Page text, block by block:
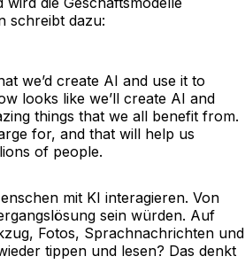
schreibt dazu:
we’d create AI and use it to
looks like we’ll create AI and
things that we all benefit from.
for, and that will help us
of people.
mit KI interagieren. Von
sein würden. Auf
Fotos, Sprachnachrichten und
tippen und lesen? Das denkt